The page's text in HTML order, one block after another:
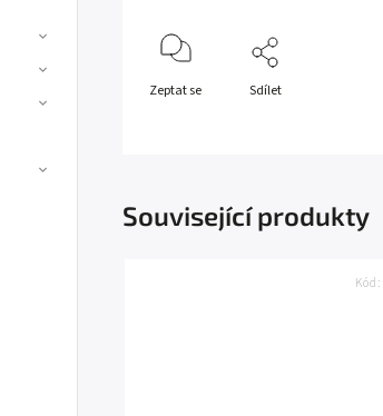
Zeptat se Sdílet
Související produkty
Kód: